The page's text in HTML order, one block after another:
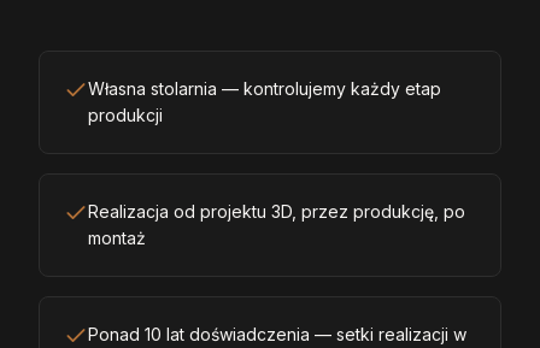
Własna stolarnia — kontrolujemy każdy etap
produkcji
Realizacja od projektu 3D, przez produkcję, po
montaż
Ponad 10 lat doświadczenia — setki realizacji w